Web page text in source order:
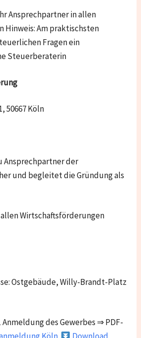
Ihr Ansprechpartner in allen
Hinweis: Am praktischsten
Fragen ein
Steuerberaterin
50667 Köln
Ansprechpartner der
und begleitet die Gründung als
Wirtschaftsförderungen
Ostgebäude, Willy-Brandt-Platz
Anmeldung des Gewerbes ⇒ PDF-